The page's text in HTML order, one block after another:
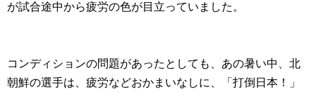
が試合途中から疲労の色が目立っていました。
コンディションの問題があったとしても、あの暑い中、北
朝鮮の選手は、疲労などおかまいなしに、「打倒日本！」